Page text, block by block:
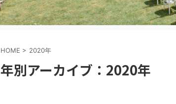
HOME > 2020年
年別アーカイブ：2020年